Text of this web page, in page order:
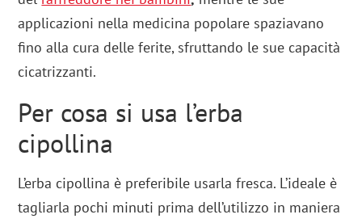
applicazioni nella medicina popolare spaziavano
fino alla cura delle ferite, sfruttando le sue capacità
cicatrizzanti.
Per cosa si usa l’erba
cipollina
L’erba cipollina è preferibile usarla fresca. L’ideale è
tagliarla pochi minuti prima dell’utilizzo in maniera